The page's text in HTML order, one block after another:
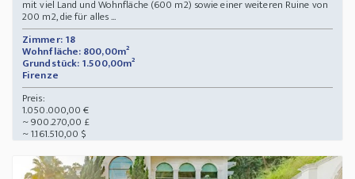
mit viel Land und Wohnfläche (600 m2) sowie einer weiteren Ruine von
200 m2, die für alles ...
Zimmer: 18
Wohnfläche: 800,00m²
Grundstück: 1.500,00m²
Firenze
Preis:
1.050.000,00 €
~ 900.270,00 £
~ 1.161.510,00 $